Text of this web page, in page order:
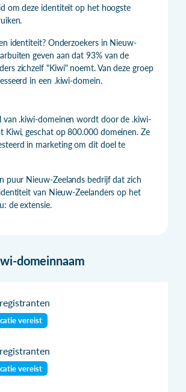
om deze identiteit op het hoogste
identiteit? Onderzoekers in Nieuw-
geven aan dat 93% van de
zichzelf "Kiwi" noemt. Van deze groep
in een .kiwi-domein.
van .kiwi-domeinen wordt door de .kiwi-
Kiwi, geschat op 800.000 domeinen. Ze
in marketing om dit doel te
puur Nieuw-Zeelands bedrijf dat zich
van Nieuw-Zeelanders op het
de extensie.
domeinnaam
vereist
vereist